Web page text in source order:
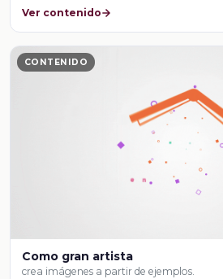
Ver contenido
CONTENIDO
Como gran artista
crea imágenes a partir de ejemplos.